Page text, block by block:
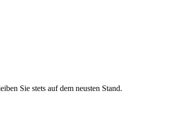
Sie stets auf dem neusten Stand.